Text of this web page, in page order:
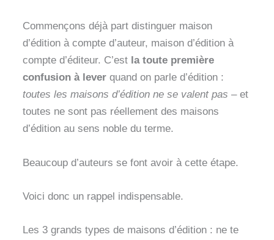
Commençons déjà part distinguer maison
d’édition à compte d’auteur, maison d’édition à
compte d’éditeur. C’est la toute première
confusion à lever quand on parle d’édition :
toutes les maisons d’édition ne se valent pas – et
toutes ne sont pas réellement des maisons
d’édition au sens noble du terme.
Beaucoup d’auteurs se font avoir à cette étape.
Voici donc un rappel indispensable.
Les 3 grands types de maisons d’édition : ne te